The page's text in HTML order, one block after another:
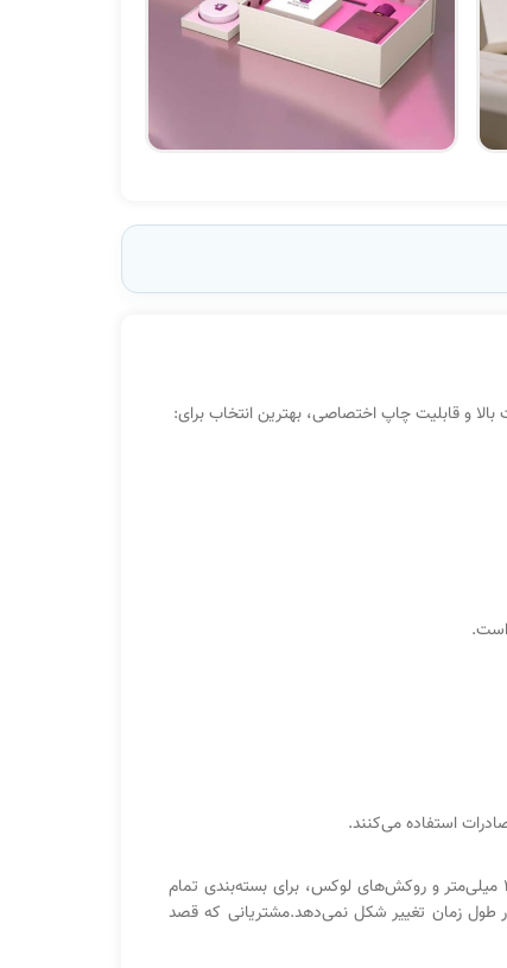
است.
استفاده می‌کنند.
هاردباکس یکی از مقاوم‌ترین و شکیل‌ترین انواع بسته‌بندی برای محصولات آرایشی و بهداشتی است. این جعبه‌ها به‌دلیل بدنه سخت ۲.۵ تا ۳ میلی‌متر و روکش‌های لوکس، برای بسته‌بندی تمام
زمان تغییر شکل نمی‌دهد.مشتریانی که قصد